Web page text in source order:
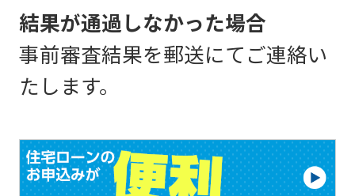
結果が通過しなかった場合
事前審査結果を郵送にてご連絡い
たします。